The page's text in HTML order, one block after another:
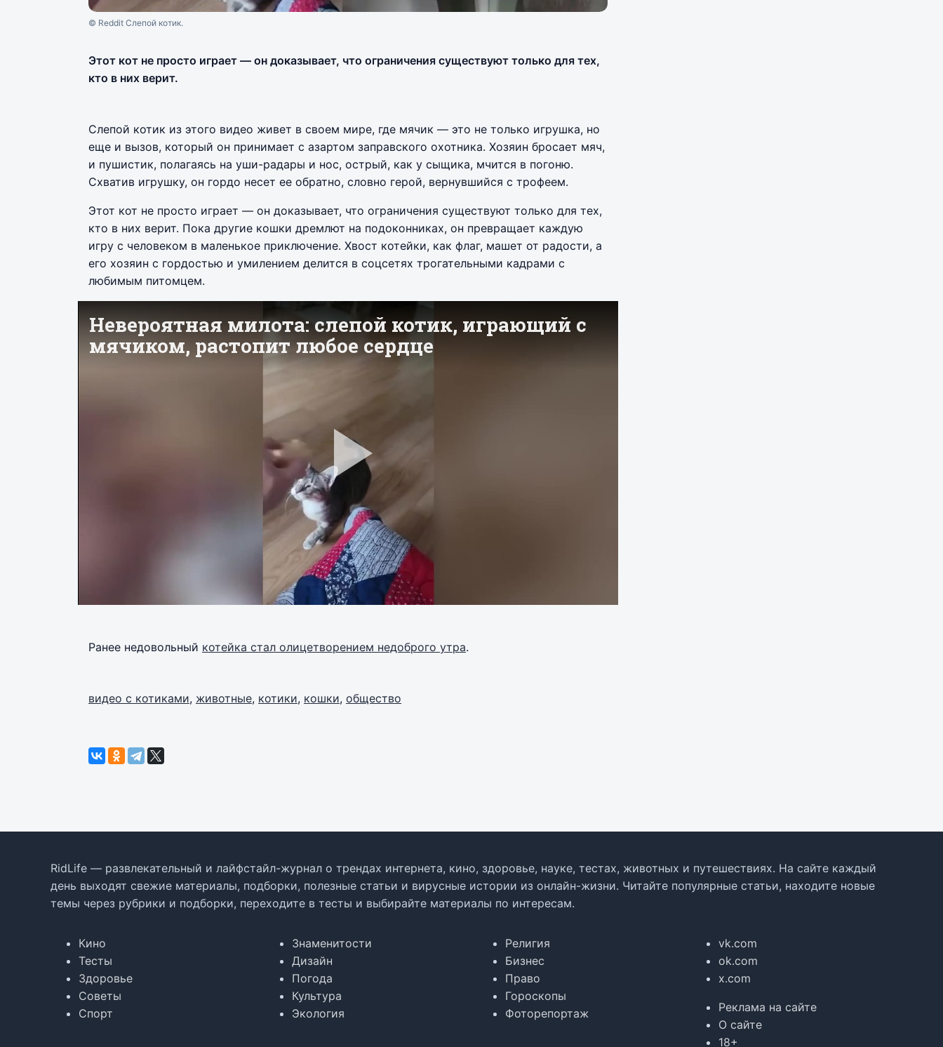
© Reddit Слепой котик.
Этот кот не просто играет — он доказывает, что ограничения существуют только для тех,
кто в них верит.
Слепой котик из этого видео живет в своем мире, где мячик — это не только игрушка, но
еще и вызов, который он принимает с азартом заправского охотника. Хозяин бросает мяч,
и пушистик, полагаясь на уши-радары и нос, острый, как у сыщика, мчится в погоню.
Схватив игрушку, он гордо несет ее обратно, словно герой, вернувшийся с трофеем.
Этот кот не просто играет — он доказывает, что ограничения существуют только для тех,
кто в них верит. Пока другие кошки дремлют на подоконниках, он превращает каждую
игру с человеком в маленькое приключение. Хвост котейки, как флаг, машет от радости, а
его хозяин с гордостью и умилением делится в соцсетях трогательными кадрами с
любимым питомцем.
Ранее недовольный котейка стал олицетворением недоброго утра.
видео с котиками, животные, котики, кошки, общество
RidLife — развлекательный и лайфстайл-журнал о трендах интернета, кино, здоровье, науке, тестах, животных и путешествиях. На сайте каждый
день выходят свежие материалы, подборки, полезные статьи и вирусные истории из онлайн-жизни. Читайте популярные статьи, находите новые
темы через рубрики и подборки, переходите в тесты и выбирайте материалы по интересам.
Кино
Тесты
Здоровье
Советы
Спорт
Знаменитости
Дизайн
Погода
Культура
Экология
Религия
Бизнес
Право
Гороскопы
Фоторепортаж
vk.com
ok.com
x.com
Реклама на сайте
О сайте
18+